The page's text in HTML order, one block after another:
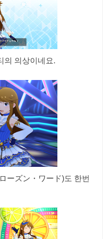
의 의상이네요.
ーズン・ワード)도 한번